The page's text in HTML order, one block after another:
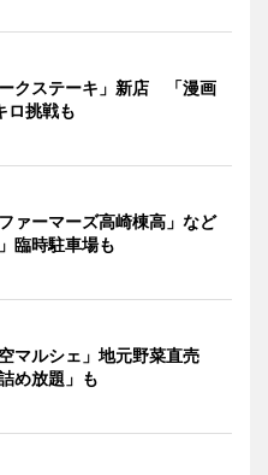
クステーキ」新店 「漫画
ロ挑戦も
ァーマーズ高崎棟高」など
臨時駐車場も
マルシェ」地元野菜直売
め放題」も